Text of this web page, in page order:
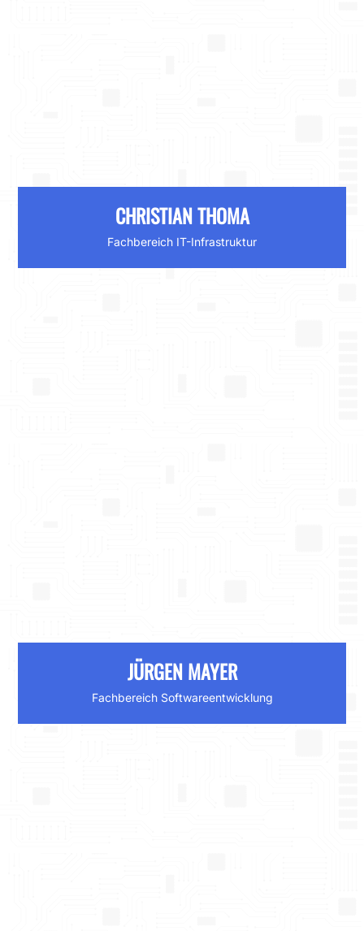
CHRISTIAN THOMA
Fachbereich IT-Infrastruktur
JÜRGEN MAYER
Fachbereich Softwareentwicklung